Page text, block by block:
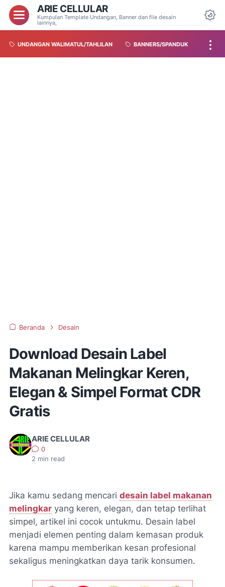
ARIE CELLULAR
Kumpulan Template Undangan, Banner dan file desain
lainnya,
UNDANGAN WALIMATUL/TAHLILAN BANNERS/SPANDUK
Beranda Desain
Download Desain Label
Makanan Melingkar Keren,
Elegan & Simpel Format CDR
Gratis
ARIE CELLULAR
0
2 min read
Jika kamu sedang mencari desain label makanan
melingkar yang keren, elegan, dan tetap terlihat
simpel, artikel ini cocok untukmu. Desain label
menjadi elemen penting dalam kemasan produk
karena mampu memberikan kesan profesional
sekaligus meningkatkan daya tarik konsumen.